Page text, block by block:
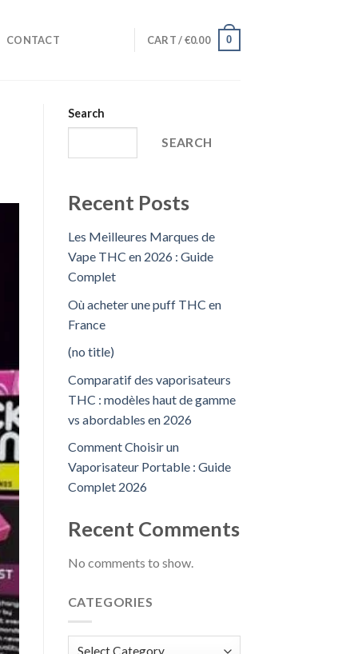
CONTACT CART /€0.00 0
Search
SEARCH
Recent Posts
Les Meilleures Marques de
Vape THC en 2026 : Guide
Complet
Où acheter une puff THC en
France
(no title)
Comparatif des vaporisateurs
THC : modèles haut de gamme
vs abordables en 2026
Comment Choisir un
Vaporisateur Portable : Guide
Complet 2026
Recent Comments
No comments to show.
CATEGORIES
Categories